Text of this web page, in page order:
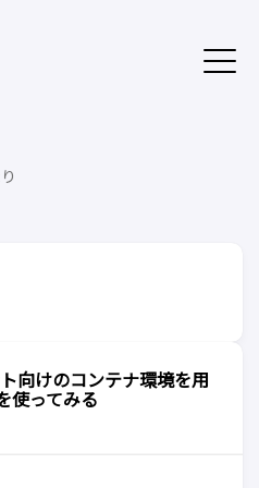
向けのコンテナ環境を用
使ってみる